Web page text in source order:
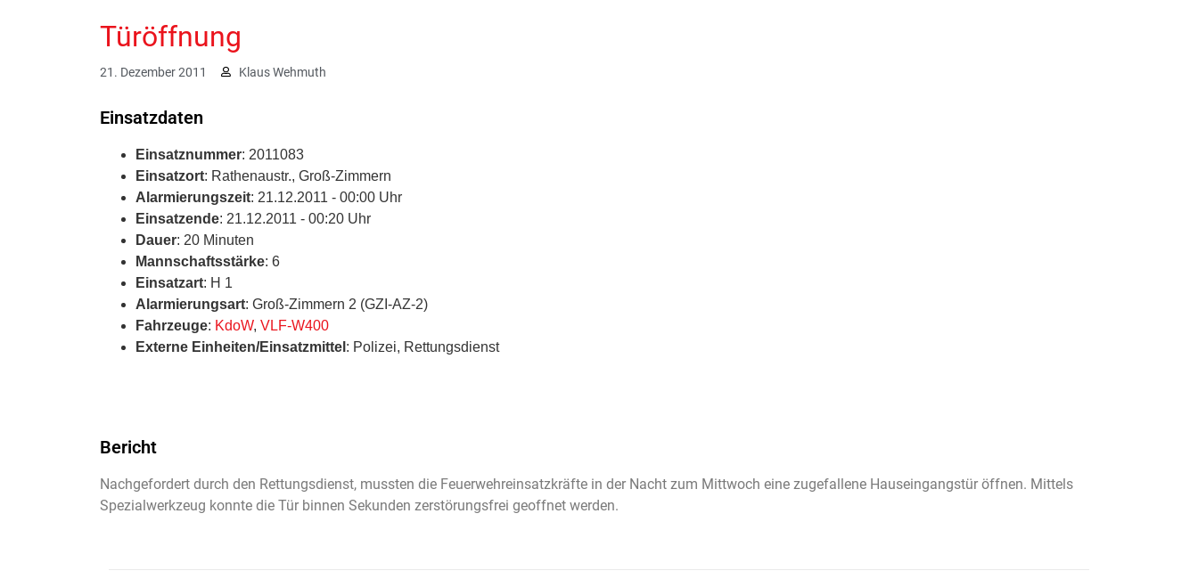
Türöffnung
21. Dezember 2011 Klaus Wehmuth
Einsatzdaten
Einsatznummer: 2011083
Einsatzort: Rathenaustr., Groß-Zimmern
Alarmierungszeit: 21.12.2011 - 00:00 Uhr
Einsatzende: 21.12.2011 - 00:20 Uhr
Dauer: 20 Minuten
Mannschaftsstärke: 6
Einsatzart: H 1
Alarmierungsart: Groß-Zimmern 2 (GZI-AZ-2)
Fahrzeuge: KdoW, VLF-W400
Externe Einheiten/Einsatzmittel : Polizei, Rettungsdienst
Bericht
Nachgefordert durch den Rettungsdienst, mussten die Feuerwehreinsatzkräfte in der Nacht zum Mittwoch eine zugefallene Hauseingangstür öffnen. Mittels
Spezialwerkzeug konnte die Tür binnen Sekunden zerstörungsfrei geoffnet werden.